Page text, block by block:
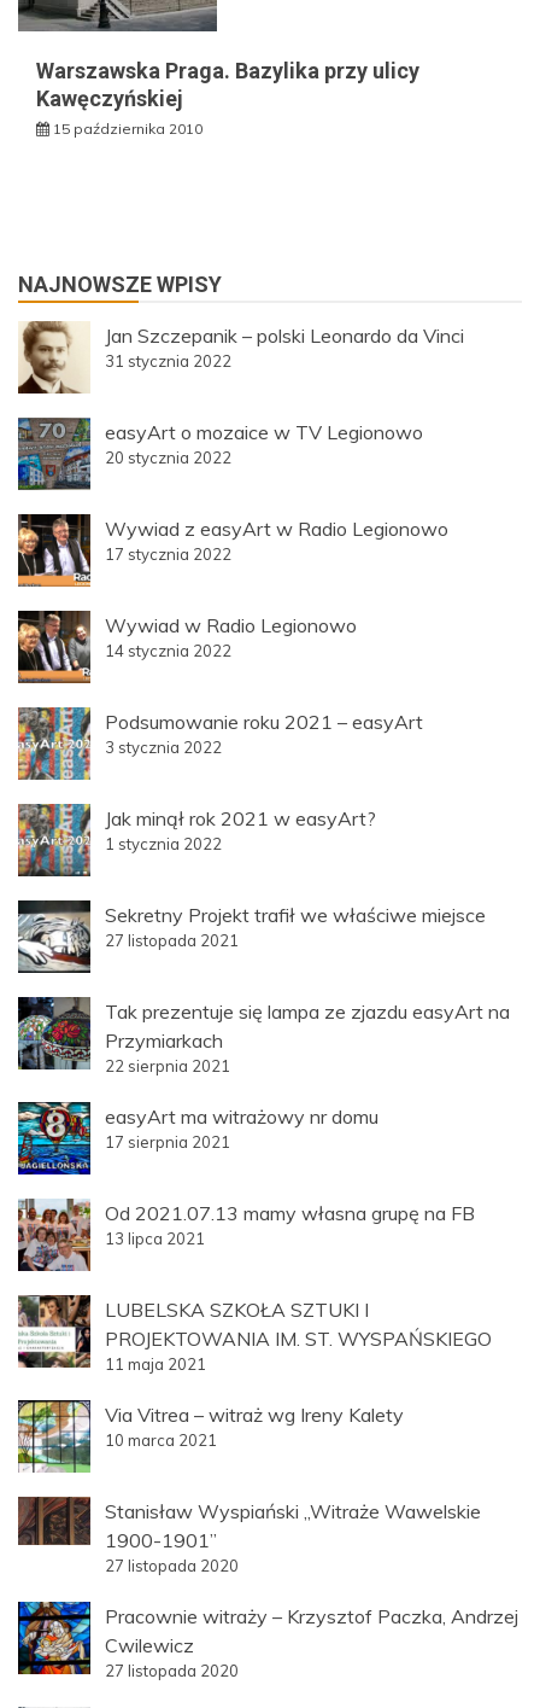
Warszawska Praga. Bazylika przy ulicy
Kawęczyńskiej
15 października 2010
NAJNOWSZE WPISY
Jan Szczepanik – polski Leonardo da Vinci
31 stycznia 2022
easyArt o mozaice w TV Legionowo
20 stycznia 2022
Wywiad z easyArt w Radio Legionowo
17 stycznia 2022
Wywiad w Radio Legionowo
14 stycznia 2022
Podsumowanie roku 2021 – easyArt
3 stycznia 2022
Jak minął rok 2021 w easyArt?
1 stycznia 2022
Sekretny Projekt trafił we właściwe miejsce
27 listopada 2021
Tak prezentuje się lampa ze zjazdu easyArt na
Przymiarkach
22 sierpnia 2021
easyArt ma witrażowy nr domu
17 sierpnia 2021
Od 2021.07.13 mamy własna grupę na FB
13 lipca 2021
LUBELSKA SZKOŁA SZTUKI I
PROJEKTOWANIA IM. ST. WYSPAŃSKIEGO
11 maja 2021
Via Vitrea – witraż wg Ireny Kalety
10 marca 2021
Stanisław Wyspiański „Witraże Wawelskie
1900-1901”
27 listopada 2020
Pracownie witraży – Krzysztof Paczka, Andrzej
Cwilewicz
27 listopada 2020